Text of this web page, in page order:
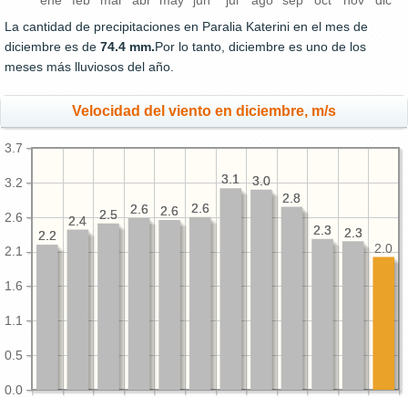
La cantidad de precipitaciones en Paralia Katerini en el mes de
diciembre es de 74.4 mm.Por lo tanto, diciembre es uno de los
meses más lluviosos del año.
Velocidad del viento en diciembre, m/s
0.0
0.5
1.1
1.6
2.1
2.6
3.2
3.7
2.3
2.3
2.8
3.0
3.1
2.6
2.6
2.6
2.5
2.4
2.2
2.0
2.3
2.3
2.8
3.0
3.1
2.6
2.6
2.6
2.5
2.4
2.2